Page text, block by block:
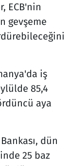
ECB'nin
gevşeme
iş
85,4
aya
dün
25 baz